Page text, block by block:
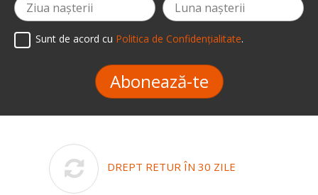
Sunt de acord cu Politica de Confidențialitate.
Abonează-te
DREPT RETUR ÎN 30 ZILE